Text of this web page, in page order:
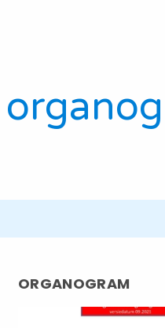
ORGANOGRAM